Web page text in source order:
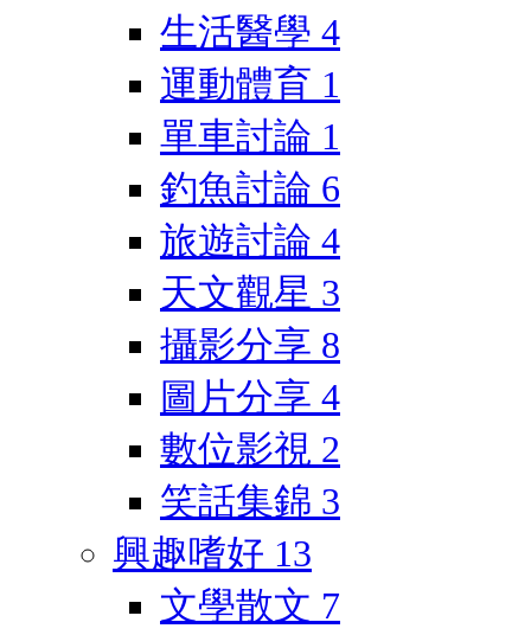
生活醫學 4
運動體育 1
單車討論 1
釣魚討論 6
旅遊討論 4
天文觀星 3
攝影分享 8
圖片分享 4
數位影視 2
笑話集錦 3
興趣嗜好 13
文學散文 7